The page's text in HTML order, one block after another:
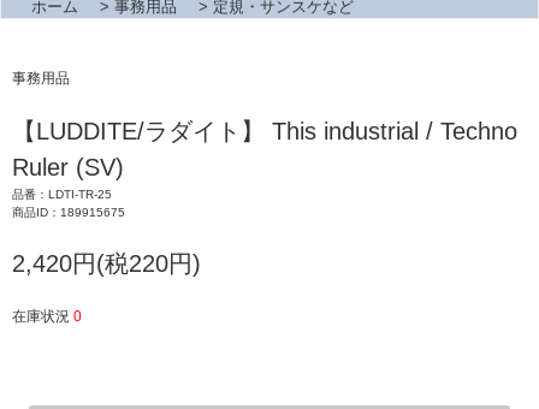
ホーム > 事務用品 > 定規・サンスケなど
事務用品
【LUDDITE/ラダイト】 This industrial / Techno
Ruler (SV)
品番：LDTI-TR-25
商品ID：189915675
2,420円(税220円)
在庫状況 0